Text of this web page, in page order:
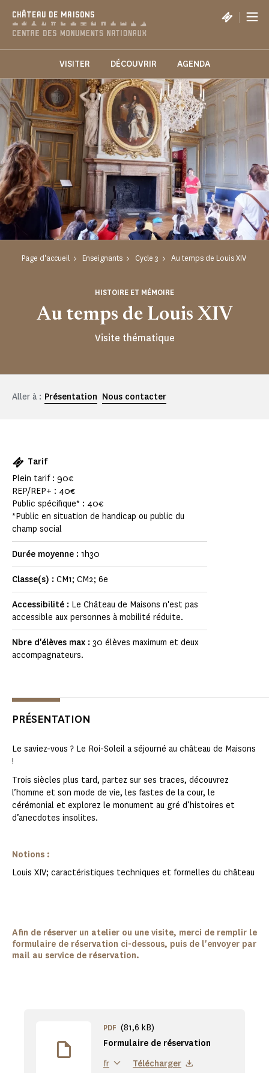
CHÂTEAU DE MAISONS |
VISITER DÉCOUVRIR AGENDA
Page d'accueil Enseignants Cycle 3 Au temps de Louis XIV
Au temps de Louis XIV
HISTOIRE ET MÉMOIRE
Visite thématique
Aller à : Présentation Nous contacter
Tarif
Plein tarif : 90€
REP/REP+ : 40€
Public spécifique* : 40€
*Public en situation de handicap ou public du
champ social
Durée moyenne : 1h30
Classe(s) : CM1; CM2; 6e
Accessibilité : Le Château de Maisons n'est pas
accessible aux personnes à mobilité réduite.
Nbre d'élèves max : 30 élèves maximum et deux
accompagnateurs.
PRÉSENTATION
Le saviez-vous ? Le Roi-Soleil a séjourné au château de Maisons
!
Trois siècles plus tard, partez sur ses traces, découvrez
l’homme et son mode de vie, les fastes de la cour, le
cérémonial et explorez le monument au gré d’histoires et
d’anecdotes insolites.
Notions :
Louis XIV; caractéristiques techniques et formelles du château
Afin de réserver un atelier ou une visite, merci de remplir le
formulaire de réservation ci-dessous, puis de l'envoyer par
mail au service de réservation.
Formulaire de réservation
PDF (81,6 kB)
fr Télécharger